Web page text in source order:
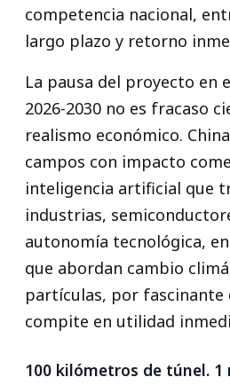
competencia nacional,
largo plazo y retorno
La pausa del proyecto en
2026-2030 no es fracaso
realismo económico.
campos con impacto
inteligencia artificial que
industrias,
autonomía tecnológica,
que abordan cambio
partículas, por fascinante
compite en utilidad
100 kilómetros de túnel. 1